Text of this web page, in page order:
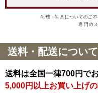
送料・配送について
送料は全国一律700円で
5,000円以上お買い上げ